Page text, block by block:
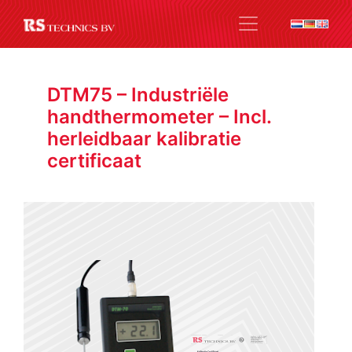
DTM75 – Industriële
handthermometer – Incl.
herleidbaar kalibratie
certificaat